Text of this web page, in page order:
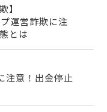
】
運営詐欺に注
とは
意！出金停止